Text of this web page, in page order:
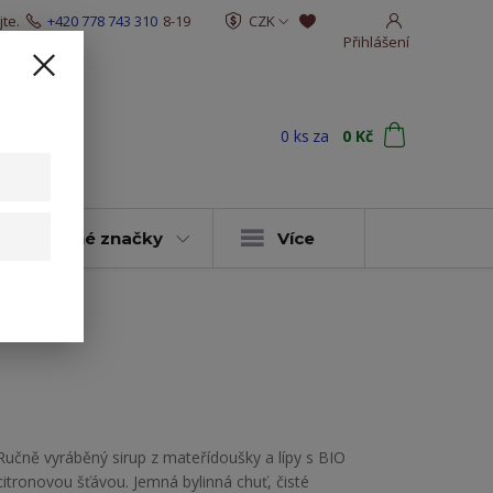
CZK
Přihlášení
+420 778 743 310 8-19
0 ks za 0 Kč
vybrané značky Více
vyráběný sirup z mateřídoušky a lípy s BIO
šťávou. Jemná bylinná chuť, čisté